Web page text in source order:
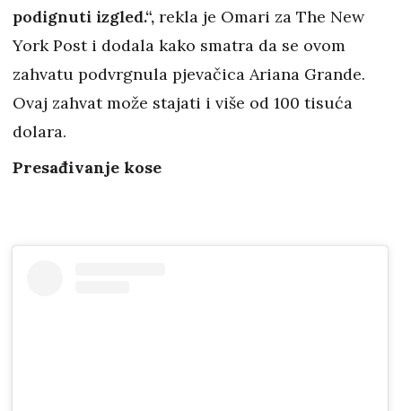
podignuti izgled.“, rekla je Omari za The New
York Post i dodala kako smatra da se ovom
zahvatu podvrgnula pjevačica Ariana Grande.
Ovaj zahvat može stajati i više od 100 tisuća
dolara.
Presađivanje kose